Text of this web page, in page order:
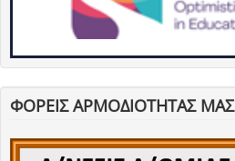
ΦΟΡΕΙΣ ΑΡΜΟΔΙΟΤΗΤΑΣ ΜΑΣ